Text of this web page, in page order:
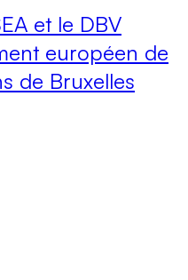
et le DBV
européen de
de Bruxelles